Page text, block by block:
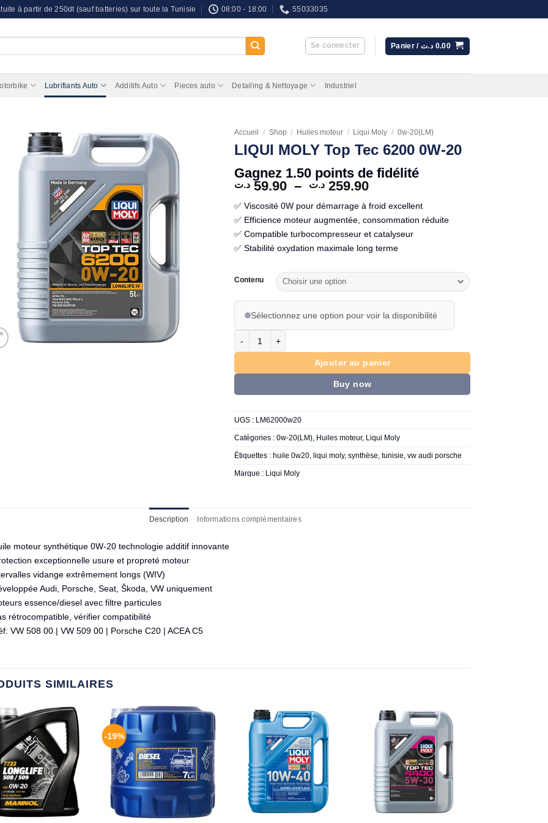
à partir de 250dt (sauf batteries) sur toute la Tunisie 08:00 - 18:00 55033035
Se connecter Panier / 0.00 د.ت
Lubrifiants Auto Additifs Auto Pieces auto Detailing & Nettoyage Industriel
Accueil / Shop / Huiles moteur / Liqui Moly / 0w-20(LM)
LIQUI MOLY Top Tec 6200 0W-20
Gagnez 1.50 points de fidélité
59.90 د.ت – 259.90 د.ت
Plage
prix :
59.90 د.ت
à
✅ Viscosité 0W pour démarrage à froid excellent
✅ Efficience moteur augmentée, consommation réduite
✅ Compatible turbocompresseur et catalyseur
✅ Stabilité oxydation maximale long terme
Contenu
Sélectionnez une option pour voir la disponibilité
Ajouter au panier
Buy now
UGS : LM62000w20
Catégories :0w-20(LM) Huiles moteur, Liqui Moly
Étiquettes : huile 0w20 liqui moly,synthèse ,tunisie ,vw audi porsche
Marque : Liqui Moly
Description Informations complémentaires
moteur synthétique 0W-20 technologie additif innovante
exceptionnelle usure et propreté moteur
vidange extrêmement longs (WIV)
Audi, Porsche, Seat, Škoda, VW uniquement
essence/diesel avec filtre particules
rétrocompatible, vérifier compatibilité
VW 508 00 | VW 509 00 | Porsche C20 | ACEA C5
SIMILAIRES
-19%